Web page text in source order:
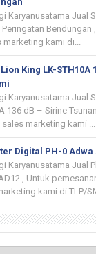
Karyanusatama Jual
Bendungan
kami di...
King LK-STH10A
Karyanusatama Jual
136 dB – Sirine
marketing kami ...
Digital PH-0 Adwa
Karyanusatama Jual
, Untuk
kami di TLP/